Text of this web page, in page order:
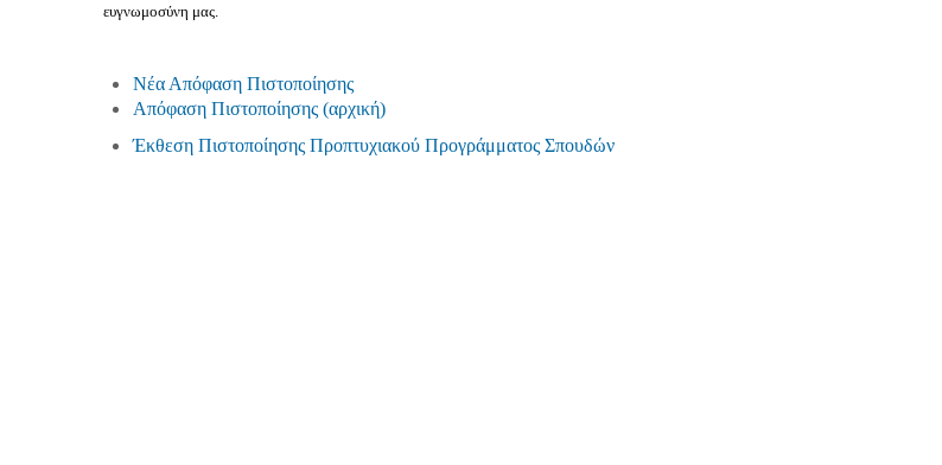
ευγνωμοσύνη μας.
Νέα Απόφαση Πιστοποίησης
Απόφαση Πιστοποίησης (αρχική)
Έκθεση Πιστοποίησης Προπτυχιακού Προγράμματος Σπουδών